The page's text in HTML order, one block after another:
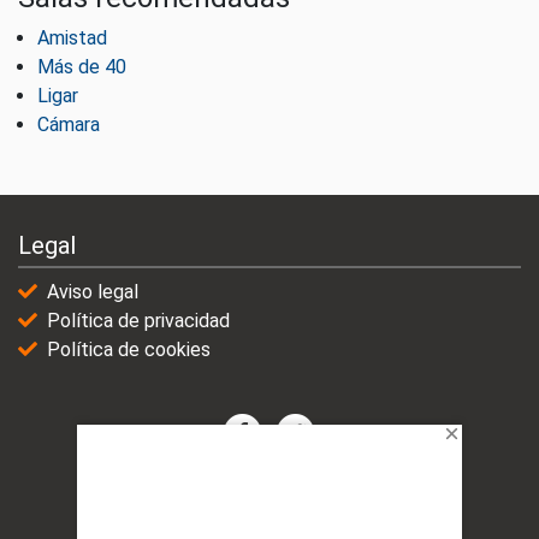
Amistad
Más de 40
Ligar
Cámara
Legal
Aviso legal
Política de privacidad
Política de cookies